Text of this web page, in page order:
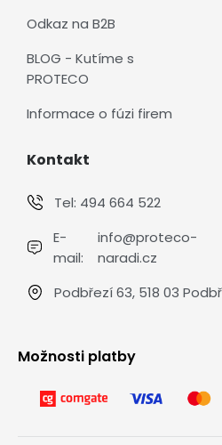
Odkaz na B2B
BLOG - Kutíme s
PROTECO
Informace o fúzi firem
Kontakt
Tel: 494 664 522
E-
mail:
info@proteco-
naradi.cz
Podbřezí 63, 518 03
Možnosti platby